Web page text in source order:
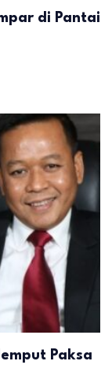
di Pantai
Paksa